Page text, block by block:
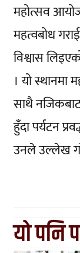
महोत्सव
महत्वबोध
विश्वास
। यो स्थानमा
साथै
हुँदा पर्यटन
उनले उल्लेख
यो पनि